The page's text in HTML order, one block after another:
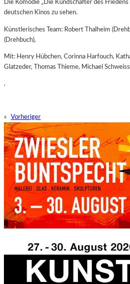
Die Komödie „Die Kundschafter des
deutschen Kinos zu sehen.
Künstlerisches Team: Robert Thalheim
(Drehbuch),
Mit: Henry Hübchen, Corinna Harfouch,
Glatzeder, Thomas Thieme, Michael
,
« Vorheriger